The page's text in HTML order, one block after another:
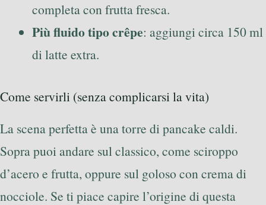
completa con frutta fresca.
Più fluido tipo crêpe: aggiungi circa 150 ml
di latte extra.
Come servirli (senza complicarsi la vita)
La scena perfetta è una torre di pancake caldi.
Sopra puoi andare sul classico, come sciroppo
d’acero e frutta, oppure sul goloso con crema di
nocciole. Se ti piace capire l’origine di questa